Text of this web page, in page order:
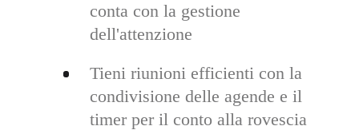
conta con la gestione
dell'attenzione
Tieni riunioni efficienti con la
condivisione delle agende e il
timer per il conto alla rovescia